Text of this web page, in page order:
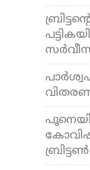
ബ്രിട്ടണ്‍